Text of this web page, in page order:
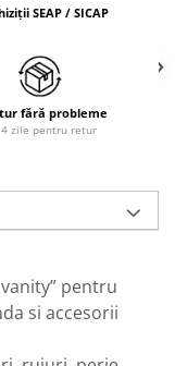
SEAP / SICAP
fără probleme
zile pentru retur
pentru
si accesorii